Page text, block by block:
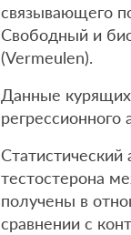
связывающего
Свободный и
(Vermeulen).
Данные
тестостерона
получены в
сравнении с